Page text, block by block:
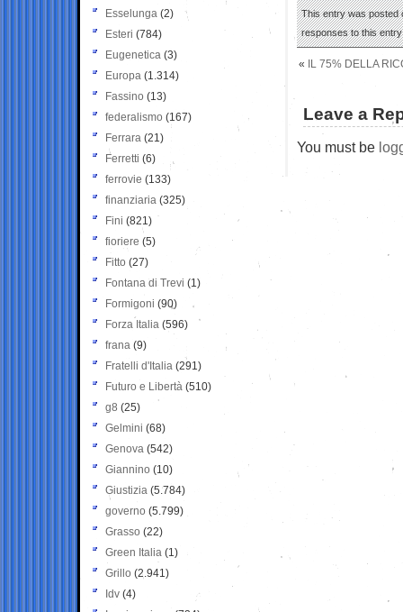
This entry was posted
responses to this
« IL 75% DELLA
Leave a
You must be
Esselunga (2)
Esteri (784)
Eugenetica (3)
Europa (1.314)
Fassino (13)
federalismo (167)
Ferrara (21)
Ferretti (6)
ferrovie (133)
finanziaria (325)
Fini (821)
fioriere (5)
Fitto (27)
Fontana di Trevi (1)
Formigoni (90)
Forza Italia (596)
frana (9)
Fratelli d'Italia (291)
Futuro e Libertà (510)
g8 (25)
Gelmini (68)
Genova (542)
Giannino (10)
Giustizia (5.784)
governo (5.799)
Grasso (22)
Green Italia (1)
Grillo (2.941)
Idv (4)